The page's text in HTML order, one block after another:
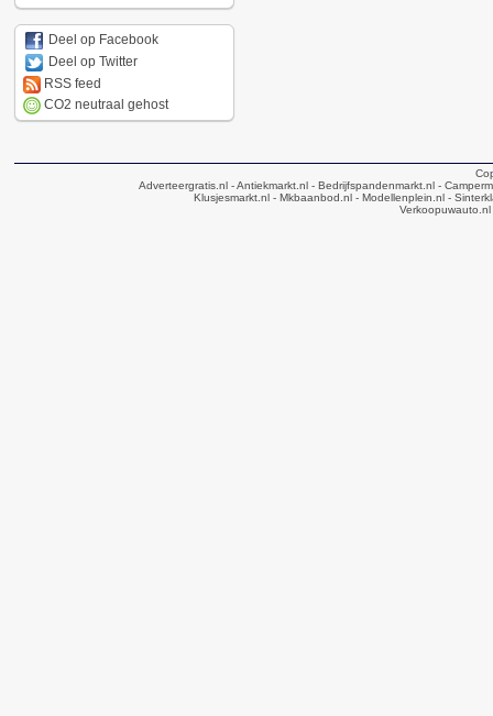
Deel op Facebook
Deel op Twitter
RSS feed
CO2 neutraal gehost
Adverteergratis.nl - Antiekmarkt.nl - Bedrijfspandenmarkt.nl -
Klusjesmarkt.nl- Mkbaanbod.nl- Modellenplein.nl-
Verkoopuwauto.nl